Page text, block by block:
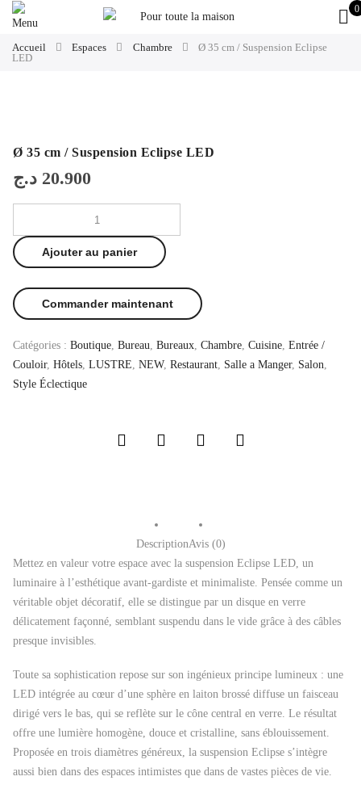
0
Accueil Espaces Chambre
Ø 35 cm / Suspension Eclipse
LED
Ø 35 cm / Suspension Eclipse LED
20.900 د.ج
Ajouter au panier
Commander maintenant
Catégories : Boutique, Bureau, Bureaux, Chambre, Cuisine, Entrée /
Couloir, Hôtels, LUSTRE, NEW, Restaurant, Salle a Manger, Salon,
Style Éclectique
DescriptionAvis (0)
Mettez en valeur votre espace avec la suspension Eclipse LED, un
luminaire à l’esthétique avant-gardiste et minimaliste. Pensée comme un
véritable objet décoratif, elle se distingue par un disque en verre
délicatement façonné, semblant suspendu dans le vide grâce à des câbles
presque invisibles.
Toute sa sophistication repose sur son ingénieux principe lumineux : une
LED intégrée au cœur d’une sphère en laiton brossé diffuse un faisceau
dirigé vers le bas, qui se reflète sur le cône central en verre. Le résultat
offre une lumière homogène, douce et cristalline, sans éblouissement.
Proposée en trois diamètres généreux, la suspension Eclipse s’intègre
aussi bien dans des espaces intimistes que dans de vastes pièces de vie.